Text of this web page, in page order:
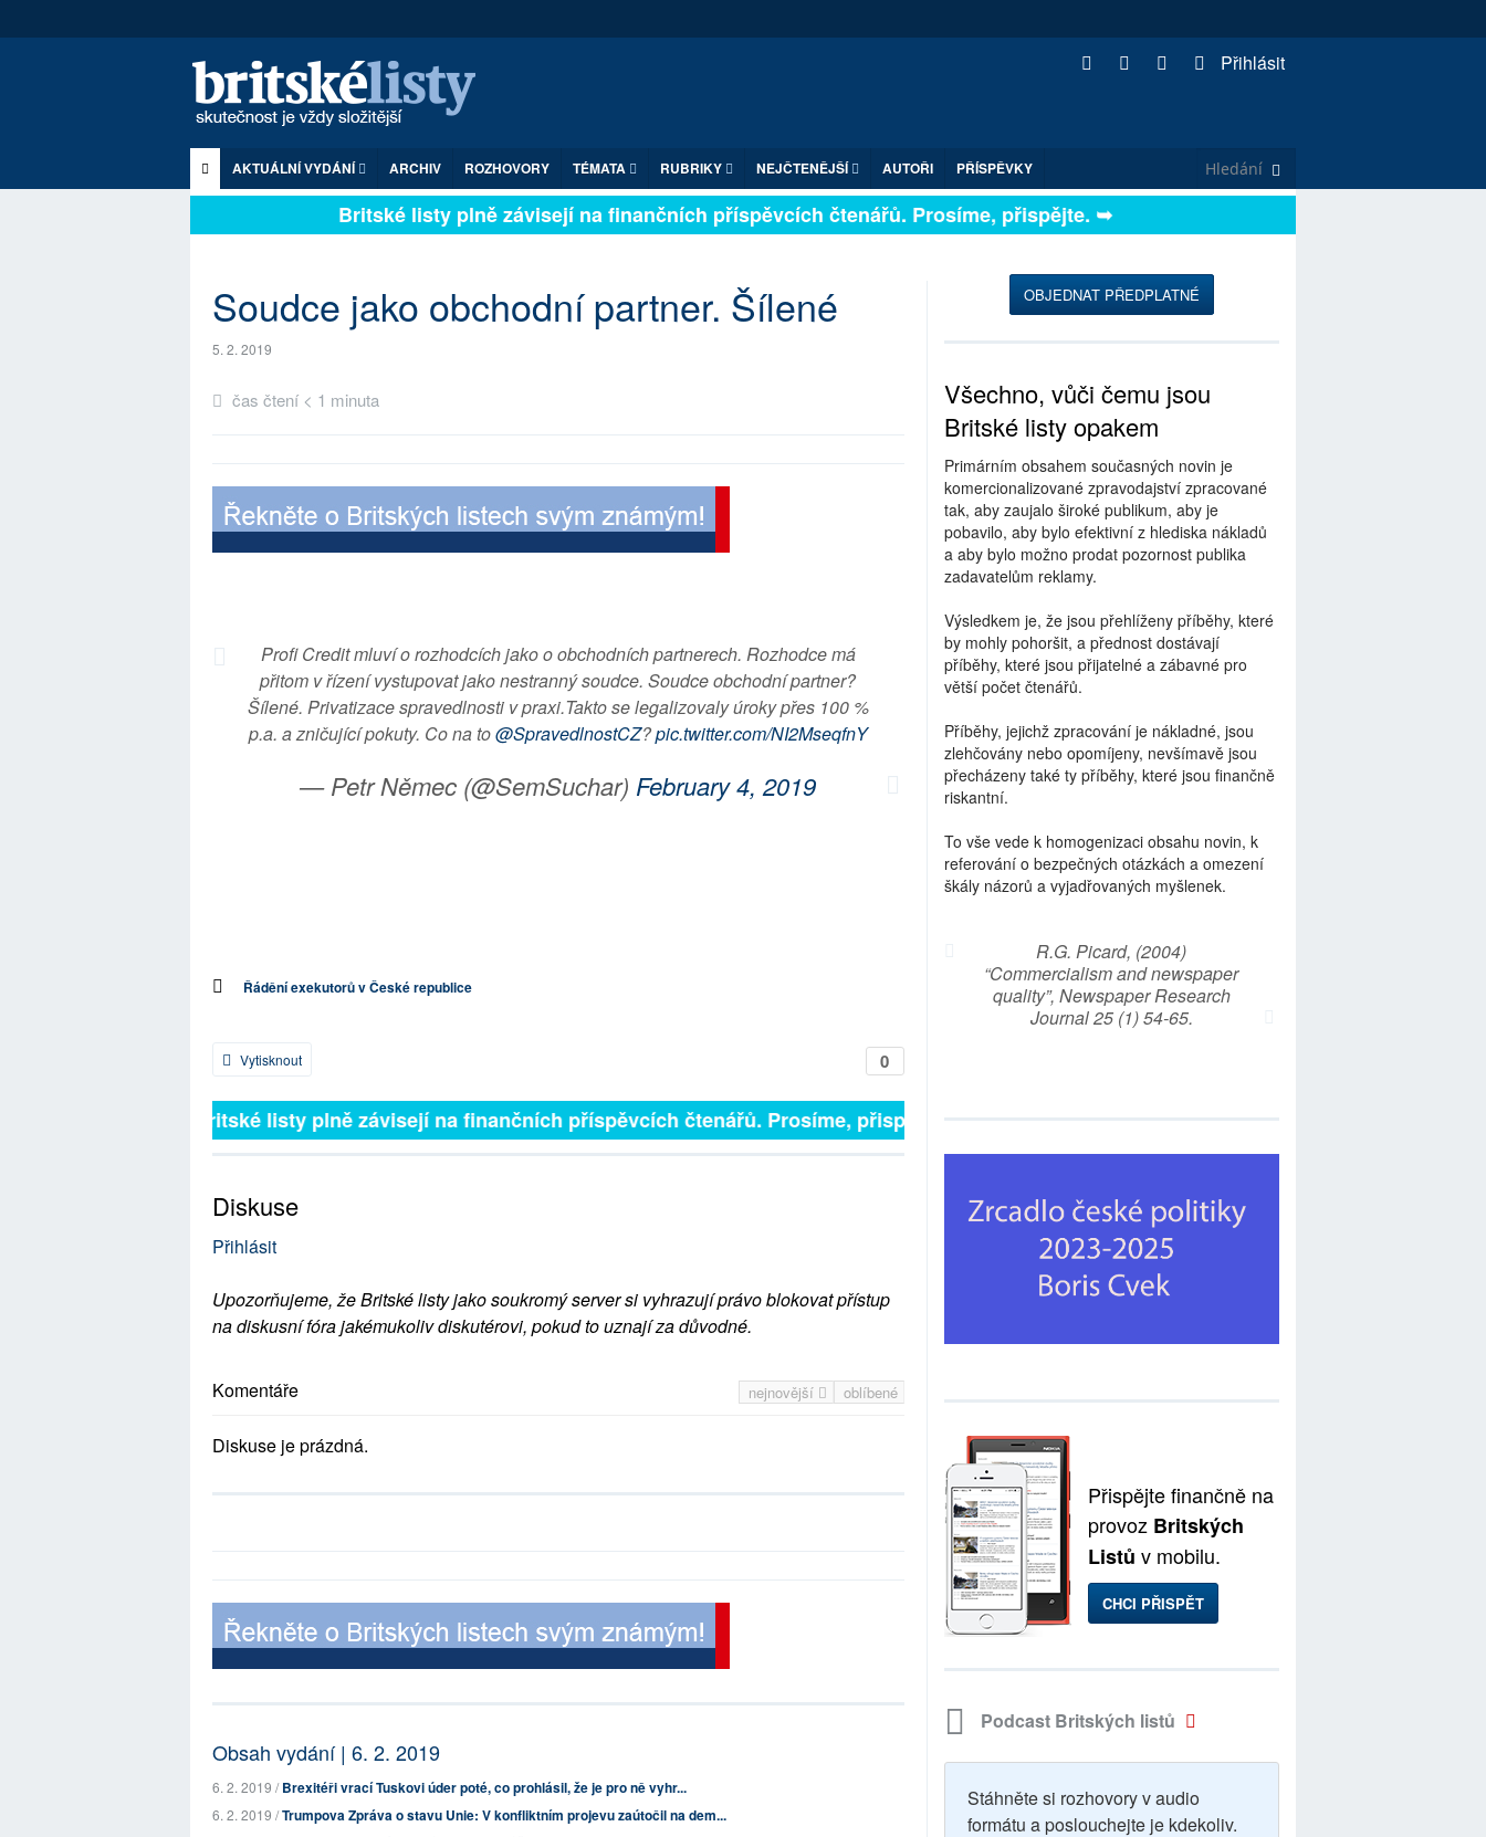
Přihlásit
AKTUÁLNÍ VYDÁNÍ ARCHIV ROZHOVORY TÉMATA RUBRIKY NEJČTENĚJŠÍ AUTOŘI PŘÍSPĚVKY
Britské listy plně závisejí na finančních příspěvcích čtenářů. Prosíme, přispějte. ➥
Soudce jako obchodní partner. Šílené
5. 2. 2019
čas čtení < 1 minuta
Profi Credit mluví o rozhodcích jako o obchodních partnerech. Rozhodce má
přitom v řízení vystupovat jako nestranný soudce. Soudce obchodní partner?
Šílené. Privatizace spravedlnosti v praxi.Takto se legalizovaly úroky přes 100 %
p.a. a zničující pokuty. Co na to@SpravedlnostCZ?pic.twitter.com/NI2MseqfnY
— Petr Němec (@SemSuchar) February 4, 2019
Řádění exekutorů v České republice
0
Vytisknout
Britské listy plně závisejí na finančních příspěvcích čtenářů. Prosíme, přispějte. ➥
Diskuse
Přihlásit
Upozorňujeme, že Britské listy jako soukromý server si vyhrazují právo blokovat přístup
na diskusní fóra jakémukoliv diskutérovi, pokud to uznají za důvodné.
nejnovější oblíbené
Komentáře
Diskuse je prázdná.
Obsah vydání | 6. 2. 2019
6. 2. 2019 /Brexitéři vrací Tuskovi úder poté, co prohlásil, že je pro ně vyhr...
6. 2. 2019 /Trumpova Zpráva o stavu Unie: V konfliktním projevu zaútočil na dem...
OBJEDNAT PŘEDPLATNÉ
Všechno, vůči čemu jsou
Britské listy opakem
Primárním obsahem současných novin je
komercionalizované zpravodajství zpracované
tak, aby zaujalo široké publikum, aby je
pobavilo, aby bylo efektivní z hlediska nákladů
a aby bylo možno prodat pozornost publika
zadavatelům reklamy.
Výsledkem je, že jsou přehlíženy příběhy, které
by mohly pohoršit, a přednost dostávají
příběhy, které jsou přijatelné a zábavné pro
větší počet čtenářů.
Příběhy, jejichž zpracování je nákladné, jsou
zlehčovány nebo opomíjeny, nevšímavě jsou
přecházeny také ty příběhy, které jsou finančně
riskantní.
To vše vede k homogenizaci obsahu novin, k
referování o bezpečných otázkách a omezení
škály názorů a vyjadřovaných myšlenek.
R.G. Picard, (2004)
“Commercialism and newspaper
quality”, Newspaper Research
Journal 25 (1) 54-65.
Přispějte finančně na
provoz Britských
Listů v mobilu.
CHCI PŘISPĚT
Podcast Britských listů
Stáhněte si rozhovory v audio
formátu a poslouchejte je kdekoliv.